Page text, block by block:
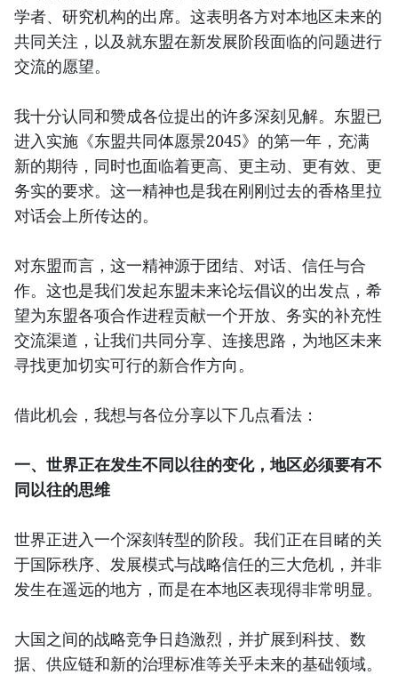
学者、研究机构的出席。这表明各方对本地区未来的
共同关注，以及就东盟在新发展阶段面临的问题进行
交流的愿望。
我十分认同和赞成各位提出的许多深刻见解。东盟已
进入实施《东盟共同体愿景2045》的第一年，充满
新的期待，同时也面临着更高、更主动、更有效、更
务实的要求。这一精神也是我在刚刚过去的香格里拉
对话会上所传达的。
对东盟而言，这一精神源于团结、对话、信任与合
作。这也是我们发起东盟未来论坛倡议的出发点，希
望为东盟各项合作进程贡献一个开放、务实的补充性
交流渠道，让我们共同分享、连接思路，为地区未来
寻找更加切实可行的新合作方向。
借此机会，我想与各位分享以下几点看法：
一、世界正在发生不同以往的变化，地区必须要有不
同以往的思维
世界正进入一个深刻转型的阶段。我们正在目睹的关
于国际秩序、发展模式与战略信任的三大危机，并非
发生在遥远的地方，而是在本地区表现得非常明显。
大国之间的战略竞争日趋激烈，并扩展到科技、数
据、供应链和新的治理标准等关乎未来的基础领域。